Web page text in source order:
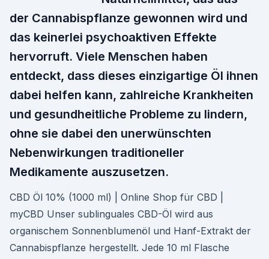
der Cannabispflanze gewonnen wird und
das keinerlei psychoaktiven Effekte
hervorruft. Viele Menschen haben
entdeckt, dass dieses einzigartige Öl ihnen
dabei helfen kann, zahlreiche Krankheiten
und gesundheitliche Probleme zu lindern,
ohne sie dabei den unerwünschten
Nebenwirkungen traditioneller
Medikamente auszusetzen.
CBD Öl 10% (1000 ml) | Online Shop für CBD |
myCBD Unser sublinguales CBD-Öl wird aus
organischem Sonnenblumenöl und Hanf-Extrakt der
Cannabispflanze hergestellt. Jede 10 ml Flasche